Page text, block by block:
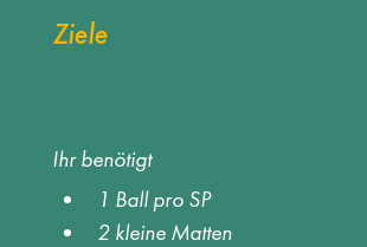
Ziele
Ihr benötigt
1 Ball pro SP
2 kleine Matten